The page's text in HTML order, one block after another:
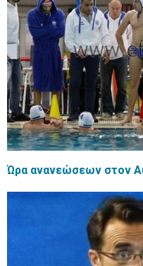
Ώρα ανανεώσεων στον